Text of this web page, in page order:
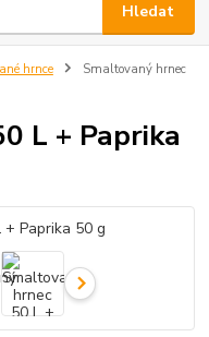
Hledat
hrnce
Smaltovaný hrnec
L + Paprika